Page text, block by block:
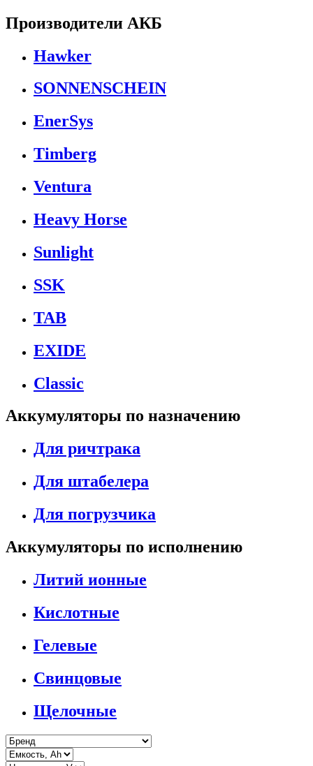
Производители АКБ
Hawker
SONNENSCHEIN
EnerSys
Timberg
Ventura
Heavy Horse
Sunlight
SSK
TAB
EXIDE
Classic
Аккумуляторы по назначению
Для ричтрака
Для штабелера
Для погрузчика
Аккумуляторы по исполнению
Литий ионные
Кислотные
Гелевые
Свинцовые
Щелочные